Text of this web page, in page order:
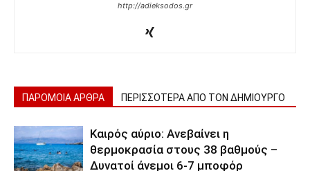
http://adieksodos.gr
ΠΑΡΟΜΟΙΑ ΑΡΘΡΑ ΠΕΡΙΣΣΟΤΕΡΑ ΑΠΟ ΤΟΝ ΔΗΜΙΟΥΡΓΟ
Καιρός αύριο: Ανεβαίνει η
θερμοκρασία στους 38 βαθμούς –
Δυνατοί άνεμοι 6-7 μποφόρ